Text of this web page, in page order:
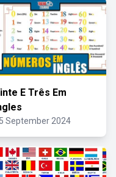
E Três Em
September 2024